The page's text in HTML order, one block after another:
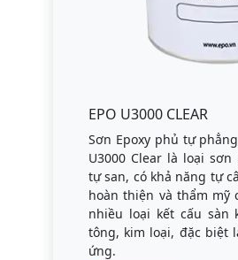
EPO U3000 CLEAR
Sơn Epoxy phủ tự
U3000 Clear là loại
tự san, có khả năng tự
hoàn thiện và thẩm mỹ
nhiều loại kết cấu sàn
tông, kim loại, đặc biệt
ứng.